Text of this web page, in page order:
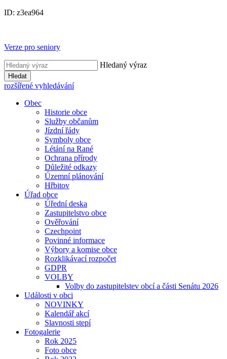
ID: z3ea964
Verze pro seniory
Hledaný výraz
Hledat
rozšířené vyhledávání
Obec
Historie obce
Služby občanům
Jízdní řády
Symboly obce
Létání na Rané
Ochrana přírody
Důležité odkazy
Územní plánování
Hřbitov
Úřad obce
Úřední deska
Zastupitelstvo obce
Ověřování
Czechpoint
Povinné informace
Výbory a komise obce
Rozklikávací rozpočet
GDPR
VOLBY
Volby do zastupitelstev obcí a části Senátu 2026
Události v obci
NOVINKY
Kalendář akcí
Slavnosti stepí
Fotogalerie
Rok 2025
Foto obce